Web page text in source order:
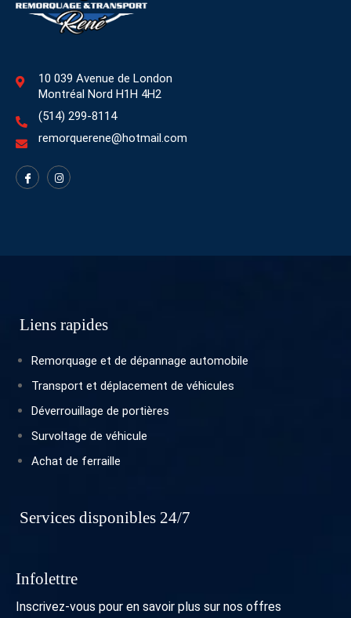
10 039 Avenue de London
Montréal Nord H1H 4H2
(514) 299-8114
remorquerene@hotmail.com
Liens rapides
Remorquage et de dépannage automobile
Transport et déplacement de véhicules
Déverrouillage de portières
Survoltage de véhicule
Achat de ferraille
Services disponibles 24/7
Infolettre
Inscrivez-vous pour en savoir plus sur nos offres